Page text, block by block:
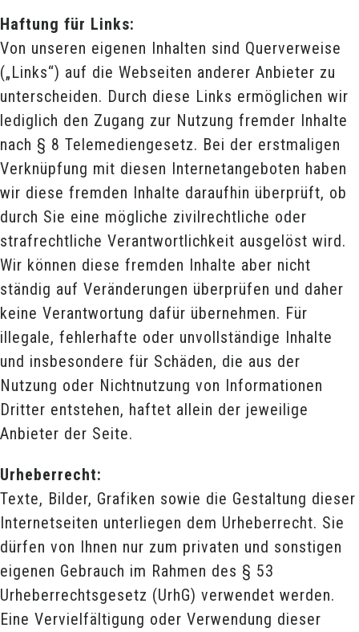
Haftung für Links:
Von unseren eigenen Inhalten sind Querverweise
(„Links“) auf die Webseiten anderer Anbieter zu
unterscheiden. Durch diese Links ermöglichen wir
lediglich den Zugang zur Nutzung fremder Inhalte
nach § 8 Telemediengesetz. Bei der erstmaligen
Verknüpfung mit diesen Internetangeboten haben
wir diese fremden Inhalte daraufhin überprüft, ob
durch Sie eine mögliche zivilrechtliche oder
strafrechtliche Verantwortlichkeit ausgelöst wird.
Wir können diese fremden Inhalte aber nicht
ständig auf Veränderungen überprüfen und daher
keine Verantwortung dafür übernehmen. Für
illegale, fehlerhafte oder unvollständige Inhalte
und insbesondere für Schäden, die aus der
Nutzung oder Nichtnutzung von Informationen
Dritter entstehen, haftet allein der jeweilige
Anbieter der Seite.
Urheberrecht:
Texte, Bilder, Grafiken sowie die Gestaltung dieser
Internetseiten unterliegen dem Urheberrecht. Sie
dürfen von Ihnen nur zum privaten und sonstigen
eigenen Gebrauch im Rahmen des § 53
Urheberrechtsgesetz (UrhG) verwendet werden.
Eine Vervielfältigung oder Verwendung dieser